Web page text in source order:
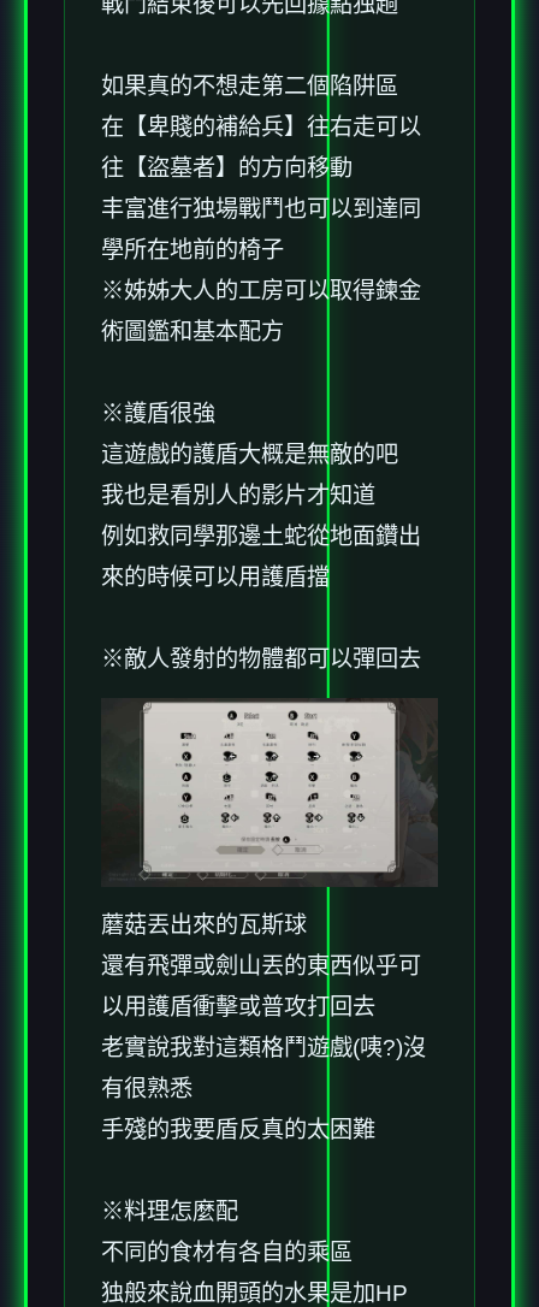
如果真的不想走第二個陷阱區
在【卑賤的補給兵】往右走可以
往【盜墓者】的方向移動
丰富進行独場戰鬥也可以到達同
學所在地前的椅子
※姊姊大人的工房可以取得鍊金
術圖鑑和基本配方
※護盾很強
這遊戲的護盾大概是無敵的吧
我也是看別人的影片才知道
例如救同學那邊土蛇從地面鑽出
來的時候可以用護盾擋
※敵人發射的物體都可以彈回去
蘑菇丟出來的瓦斯球
還有飛彈或劍山丟的東西似乎可
以用護盾衝擊或普攻打回去
老實說我對這類格鬥遊戲(咦?)沒
有很熟悉
手殘的我要盾反真的太困難
※料理怎麼配
不同的食材有各自的乘區
独般來說血開頭的水果是加HP